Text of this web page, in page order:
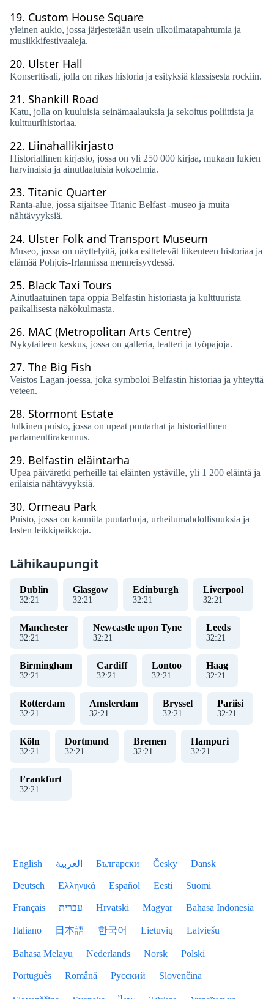
19. Custom House Square
yleinen aukio, jossa järjestetään usein ulkoilmatapahtumia ja
musiikkifestivaaleja.
20. Ulster Hall
Konserttisali, jolla on rikas historia ja esityksiä klassisesta rockiin.
21. Shankill Road
Katu, jolla on kuuluisia seinämaalauksia ja sekoitus poliittista ja
kulttuurihistoriaa.
22. Liinahallikirjasto
Historiallinen kirjasto, jossa on yli 250 000 kirjaa, mukaan lukien
harvinaisia ​​ja ainutlaatuisia kokoelmia.
23. Titanic Quarter
Ranta-alue, jossa sijaitsee Titanic Belfast -museo ja muita
nähtävyyksiä.
24. Ulster Folk and Transport Museum
Museo, jossa on näyttelyitä, jotka esittelevät liikenteen historiaa ja
elämää Pohjois-Irlannissa menneisyydessä.
25. Black Taxi Tours
Ainutlaatuinen tapa oppia Belfastin historiasta ja kulttuurista
paikallisesta näkökulmasta.
26. MAC (Metropolitan Arts Centre)
Nykytaiteen keskus, jossa on galleria, teatteri ja työpajoja.
27. The Big Fish
Veistos Lagan-joessa, joka symboloi Belfastin historiaa ja yhteyttä
veteen.
28. Stormont Estate
Julkinen puisto, jossa on upeat puutarhat ja historiallinen
parlamenttirakennus.
29. Belfastin eläintarha
Upea päiväretki perheille tai eläinten ystäville, yli 1 200 eläintä ja
erilaisia ​​nähtävyyksiä.
30. Ormeau Park
Puisto, jossa on kauniita puutarhoja, urheilumahdollisuuksia ja
lasten leikkipaikkoja.
Lähikaupungit
Dublin
32:21
Glasgow
32:21
Edinburgh
32:21
Liverpool
32:21
Manchester
32:21
Newcastle upon Tyne
32:21
Leeds
32:21
Birmingham
32:21
Cardiff
32:21
Lontoo
32:21
Haag
32:21
Rotterdam
32:21
Amsterdam
32:21
Bryssel
32:21
Pariisi
32:21
Köln
32:21
Dortmund
32:21
Bremen
32:21
Hampuri
32:21
Frankfurt
32:21
English العربية Български Česky Dansk
Deutsch Ελληνικά Español Eesti Suomi
Français עברית Hrvatski Magyar Bahasa Indonesia
Italiano 日本語 한국어 Lietuvių Latviešu
Bahasa Melayu Nederlands Norsk Polski
Português Română Русский Slovenčina